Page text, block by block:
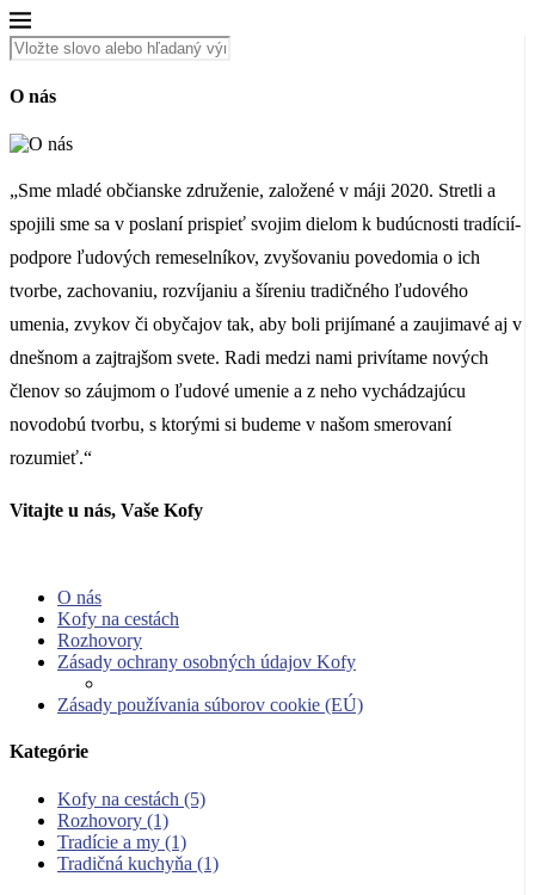
O nás
„Sme mladé občianske združenie, založené v máji 2020. Stretli a
spojili sme sa v poslaní prispieť svojim dielom k budúcnosti tradícií-
podpore ľudových remeselníkov, zvyšovaniu povedomia o ich
tvorbe, zachovaniu, rozvíjaniu a šíreniu tradičného ľudového
umenia, zvykov či obyčajov tak, aby boli prijímané a zaujimavé aj v
dnešnom a zajtrajšom svete. Radi medzi nami privítame nových
členov so záujmom o ľudové umenie a z neho vychádzajúcu
novodobú tvorbu, s ktorými si budeme v našom smerovaní
rozumieť.“
Vitajte u nás, Vaše Kofy
O nás
Kofy na cestách
Rozhovory
Zásady ochrany osobných údajov Kofy
Zásady používania súborov cookie (EÚ)
Kategórie
Kofy na cestách (5)
Rozhovory (1)
Tradície a my (1)
Tradičná kuchyňa (1)